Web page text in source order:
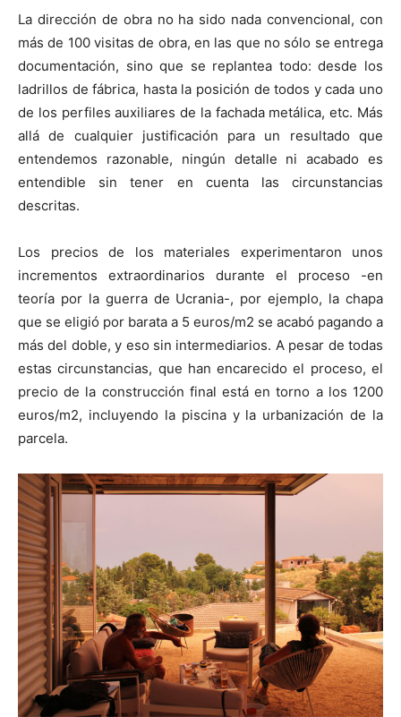
La dirección de obra no ha sido nada convencional, con
más de 100 visitas de obra, en las que no sólo se entrega
documentación, sino que se replantea todo: desde los
ladrillos de fábrica, hasta la posición de todos y cada uno
de los perfiles auxiliares de la fachada metálica, etc. Más
allá de cualquier justificación para un resultado que
entendemos razonable, ningún detalle ni acabado es
entendible sin tener en cuenta las circunstancias
descritas.
Los precios de los materiales experimentaron unos
incrementos extraordinarios durante el proceso -en
teoría por la guerra de Ucrania-, por ejemplo, la chapa
que se eligió por barata a 5 euros/m2 se acabó pagando a
más del doble, y eso sin intermediarios. A pesar de todas
estas circunstancias, que han encarecido el proceso, el
precio de la construcción final está en torno a los 1200
euros/m2, incluyendo la piscina y la urbanización de la
parcela.